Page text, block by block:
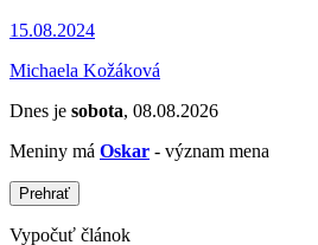
15.08.2024
Michaela Kožáková
Dnes je sobota, 08.08.2026
Meniny má Oskar - význam mena
Prehrať
Vypočuť článok